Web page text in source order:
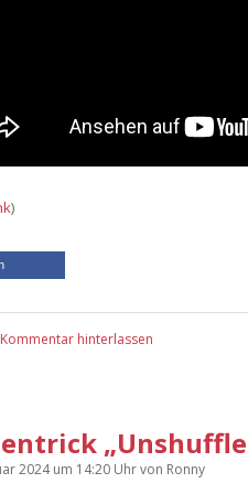
)
hinterlassen
2024um 14:20 Uhrvon Ronny